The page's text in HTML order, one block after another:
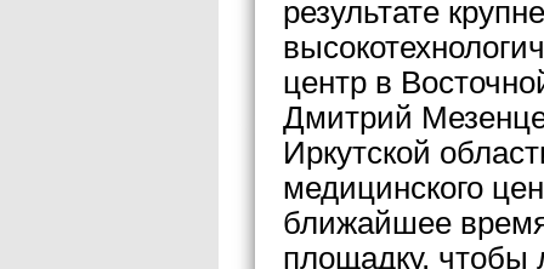
результате
центр в
Дмитрий
Иркутской
медицинского
ближайшее
площадку, чтобы